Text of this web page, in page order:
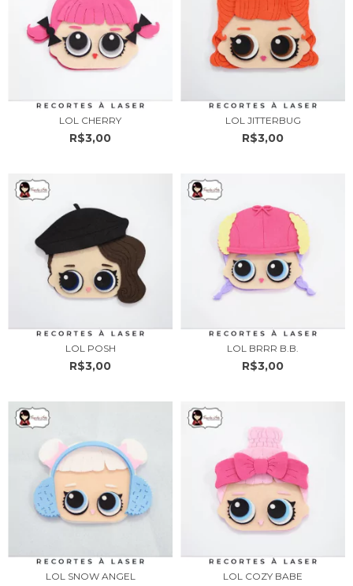
LOL CHERRY
R$3,00
LOL JITTERBUG
R$3,00
LOL POSH
R$3,00
LOL BRRR B.B.
R$3,00
LOL SNOW ANGEL LOL COZY BABE